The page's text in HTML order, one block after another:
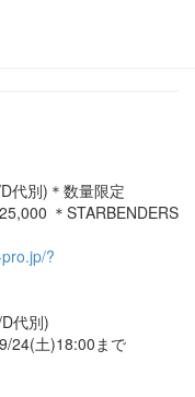
代別)＊数量限定
＊STARBENDERS
?
代別)
24(土)18:00まで